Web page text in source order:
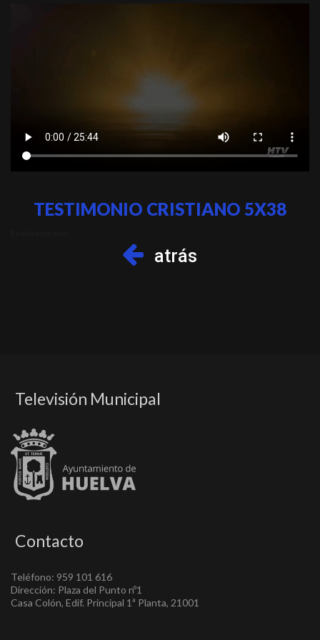
TESTIMONIO CRISTIANO 5X38
atrás
Televisión Municipal
Contacto
Teléfono: 959 101 616
Dirección: Plaza del Punto nº1
Casa Colón, Edif. Principal 1ª Planta, 21001